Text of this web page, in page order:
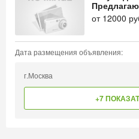
от 12000
Дата размещения объявления:
г.Москва
+7